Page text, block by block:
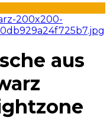
aus